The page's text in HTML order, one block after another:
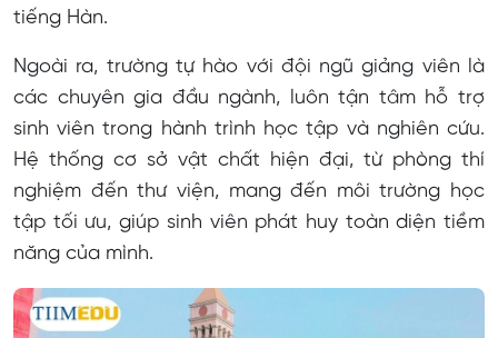
tiếng Hàn.
Ngoài ra, trường tự hào với đội ngũ giảng viên là
các chuyên gia đầu ngành, luôn tận tâm hỗ trợ
sinh viên trong hành trình học tập và nghiên cứu.
Hệ thống cơ sở vật chất hiện đại, từ phòng thí
nghiệm đến thư viện, mang đến môi trường học
tập tối ưu, giúp sinh viên phát huy toàn diện tiềm
năng của mình.